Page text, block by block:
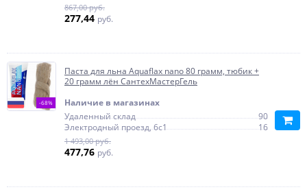
867,00 руб.
277,44 руб.
-68%
Паста для льна Aquaflax nano 80 грамм, тюбик +
20 грамм лён СантехМастерГель
Наличие в магазинах
Удаленный склад
90
Электродный проезд, 6с1
16
1 493,00 руб.
477,76 руб.